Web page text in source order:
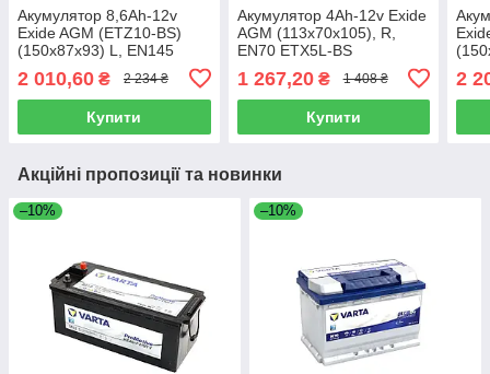
Акумулятор 8,6Ah-12v
Exide AGM (ETZ10-BS)
(150х87х93) L, EN145
2 010,60 ₴ 2 234 ₴
Купити
Акумулятор 4Ah-12v Exide
AGM (113х70х105), R,
EN70 ETX5L-BS
1 267,20₴ 1 408 ₴
Купити
2
Акційні пропозиції та новинки
–10% –10%